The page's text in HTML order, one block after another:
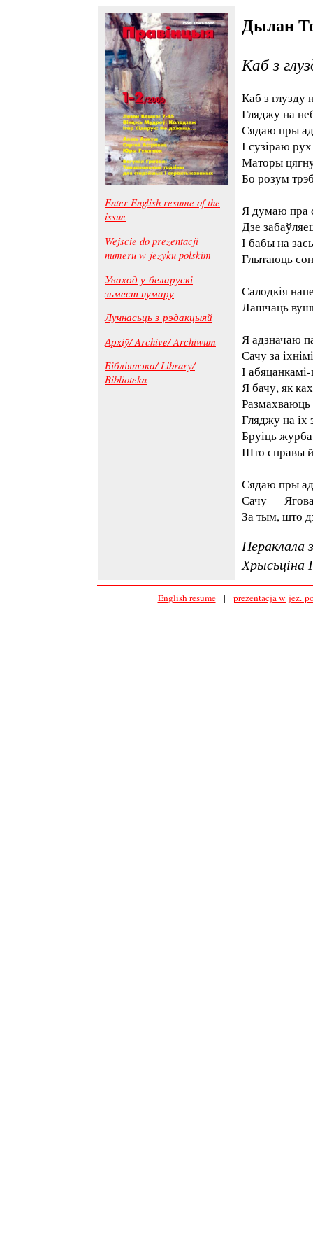
Enter English resume of the
issue
Wejscie do prezentacji
numeru w jezyku polskim
Уваход у беларускі
зьмест нумару
Лучнасьць з рэдакцыяй
Архіў/ Archive/ Archiwum
Бібліятэка/ Library/
Biblioteka
Дылан
Каб з
Каб з глузду
Гляджу на
Сядаю пры
І сузіраю
Маторы
Бо розум
Я думаю пра
Дзе
І бабы на
Глытаюць
Салодкія
Лашчаць
Я адзначаю
Сачу за
І
Я бачу, як
Размахваюць
Гляджу на іх
Бруіць
Што справы
Сядаю пры
Сачу —
За тым, што
Пераклала
English resume| prezentacja w jez.